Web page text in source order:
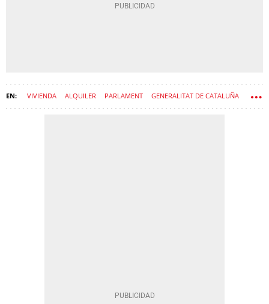
VIVIENDA ALQUILER PARLAMENT GENERALITAT DE CATALUÑA